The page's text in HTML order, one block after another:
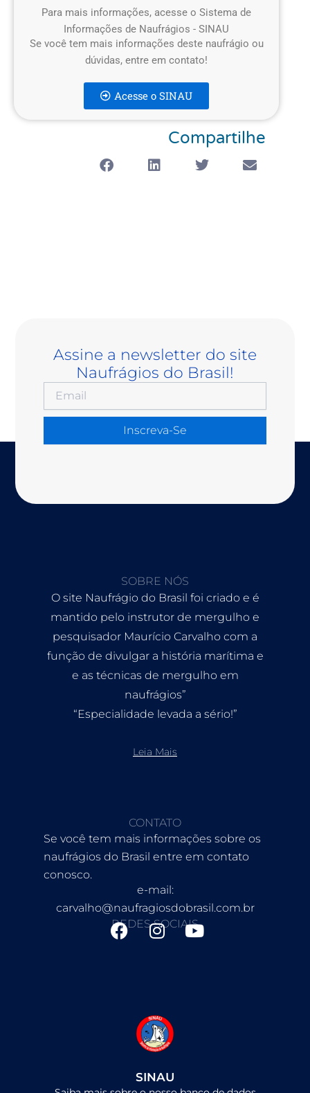
Para mais informações, acesse o Sistema de
Informações de Naufrágios - SINAU
Se você tem mais informações deste naufrágio ou
dúvidas, entre em contato!
Acesse o SINAU
Compartilhe
Assine a newsletter do site
Naufrágios do Brasil!
Inscreva-Se
SOBRE NÓS
O site Naufrágio do Brasil foi criado e é
mantido pelo instrutor de mergulho e
pesquisador Maurício Carvalho com a
função de divulgar a história marítima e
e as técnicas de mergulho em
naufrágios”
“Especialidade levada a sério!”
Leia Mais
CONTATO
Se você tem mais informações sobre os
naufrágios do Brasil entre em contato
conosco.
e-mail:
carvalho@naufragiosdobrasil.com.br
REDES SOCIAIS
F
I
g
r
m
Y
SINAU